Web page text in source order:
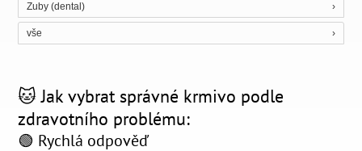
Zuby (dental)
vše
🐱 Jak vybrat správné krmivo podle
zdravotního problému:
🟢 Rychlá odpověď